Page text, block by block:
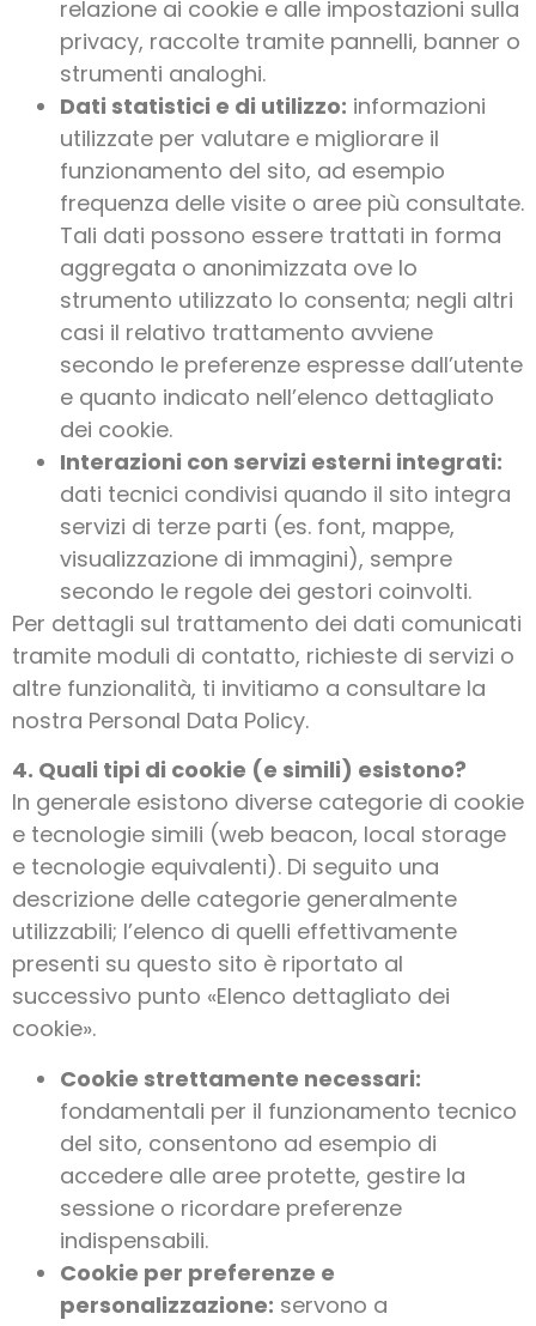
relazione ai cookie e alle impostazioni sulla
privacy, raccolte tramite pannelli, banner o
strumenti analoghi.
Dati statistici e di utilizzo: informazioni
utilizzate per valutare e migliorare il
funzionamento del sito, ad esempio
frequenza delle visite o aree più consultate.
Tali dati possono essere trattati in forma
aggregata o anonimizzata ove lo
strumento utilizzato lo consenta; negli altri
casi il relativo trattamento avviene
secondo le preferenze espresse dall’utente
e quanto indicato nell’elenco dettagliato
dei cookie.
Interazioni con servizi esterni integrati:
dati tecnici condivisi quando il sito integra
servizi di terze parti (es. font, mappe,
visualizzazione di immagini), sempre
secondo le regole dei gestori coinvolti.
Per dettagli sul trattamento dei dati comunicati
tramite moduli di contatto, richieste di servizi o
altre funzionalità, ti invitiamo a consultare la
nostra Personal Data Policy.
4. Quali tipi di cookie (e simili) esistono?
In generale esistono diverse categorie di cookie
e tecnologie simili (web beacon, local storage
e tecnologie equivalenti). Di seguito una
descrizione delle categorie generalmente
utilizzabili; l’elenco di quelli effettivamente
presenti su questo sito è riportato al
successivo punto «Elenco dettagliato dei
cookie».
Cookie strettamente necessari:
fondamentali per il funzionamento tecnico
del sito, consentono ad esempio di
accedere alle aree protette, gestire la
sessione o ricordare preferenze
indispensabili.
Cookie per preferenze e
personalizzazione: servono a